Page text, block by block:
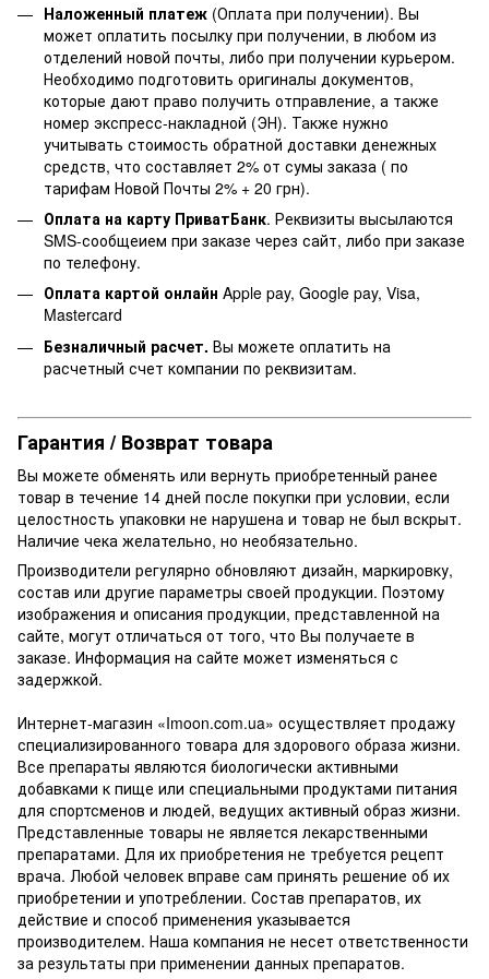
Наложенный платеж (Оплата при получении). Вы
может оплатить посылку при получении, в любом из
отделений новой почты, либо при получении курьером.
Необходимо подготовить оригиналы документов,
которые дают право получить отправление, а также
номер экспресс-накладной (ЭН). Также нужно
учитывать стоимость обратной доставки денежных
средств, что составляет 2% от сумы заказа ( по
тарифам Новой Почты 2% + 20 грн).
Оплата на карту ПриватБанк. Реквизиты высылаются
SMS-сообщеием при заказе через сайт, либо при заказе
по телефону.
Оплата картой онлайн Apple pay, Google pay, Visa,
Mastercard
Безналичный расчет. Вы можете оплатить на
расчетный счет компании по реквизитам.
Гарантия / Возврат товара
Вы можете обменять или вернуть приобретенный ранее
товар в течение 14 дней после покупки при условии, если
целостность упаковки не нарушена и товар не был вскрыт.
Наличие чека желательно, но необязательно.
Производители регулярно обновляют дизайн, маркировку,
состав или другие параметры своей продукции. Поэтому
изображения и описания продукции, представленной на
сайте, могут отличаться от того, что Вы получаете в
заказе. Информация на сайте может изменяться с
задержкой.
Интернет-магазин «Imoon.com.ua» осуществляет продажу
специализированного товара для здорового образа жизни.
Все препараты являются биологически активными
добавками к пище или специальными продуктами питания
для спортсменов и людей, ведущих активный образ жизни.
Представленные товары не является лекарственными
препаратами. Для их приобретения не требуется рецепт
врача. Любой человек вправе сам принять решение об их
приобретении и употреблении. Состав препаратов, их
действие и способ применения указывается
производителем. Наша компания не несет ответственности
за результаты при применении данных препаратов.